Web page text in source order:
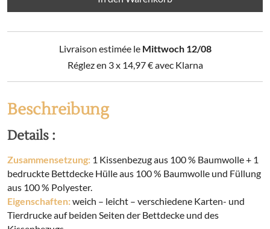
Kopfkissenbezug
Livraison estimée le Mittwoch 12/08
Réglez en 3 x 14,97€avec Klarna
Beschreibung
Details :
Zusammensetzung: 1 Kissenbezug aus 100 % Baumwolle + 1
bedruckte Bettdecke Hülle aus 100 % Baumwolle und Füllung
aus 100 % Polyester.
Eigenschaften:weich – leicht – verschiedene Karten- und
Tierdrucke auf beiden Seiten der Bettdecke und des